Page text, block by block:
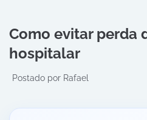
Como evitar perda
hospitalar
Postado por Rafael